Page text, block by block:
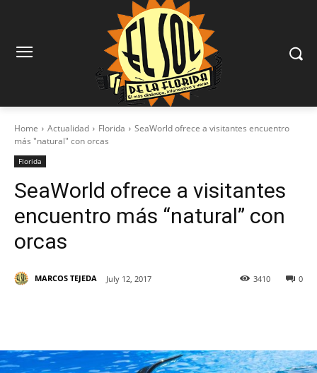
Home Actualidad Florida
SeaWorld ofrece a visitantes encuentro
más "natural" con orcas
Florida
SeaWorld ofrece a visitantes
encuentro más “natural” con
orcas
MARCOS TEJEDA July 12, 2017 0
3410